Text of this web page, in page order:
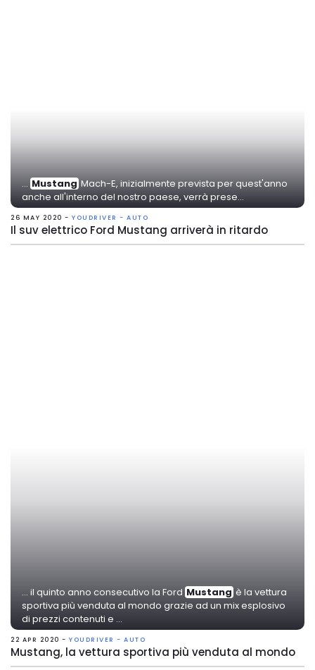
... Mustang Mach-E, inizialmente prevista per quest'anno
anche all'interno del nostro paese, verrà prese...
26 MAY 2020 - YOUDRIVER - AUTO
Il suv elettrico Ford Mustang arriverà in ritardo
... il quinto anno consecutivo la Ford Mustang è la vettura
sportiva più venduta al mondo grazie ad un mix esplosivo
di prezzi contenuti e ...
22 APR 2020 - YOUDRIVER - AUTO
Mustang, la vettura sportiva più venduta al mondo